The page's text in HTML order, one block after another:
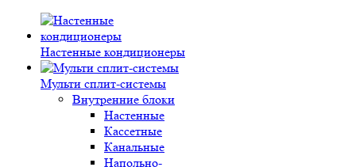
Настенные кондиционеры
Мульти сплит-системы
Внутренние блоки
Настенные
Кассетные
Канальные
Напольно-